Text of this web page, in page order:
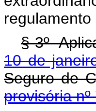
regulamento
§ 3º
10 de
Seguro
provisória